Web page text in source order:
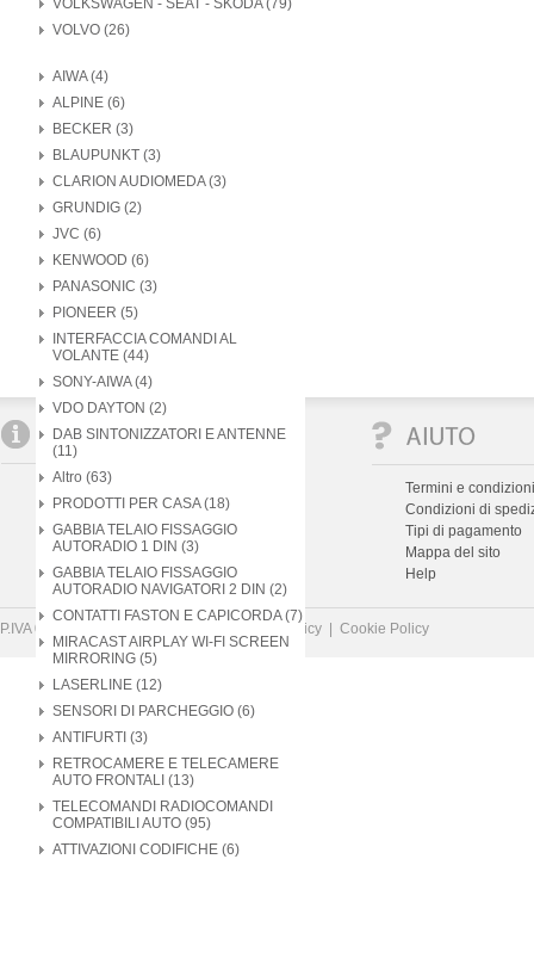
VOLKSWAGEN - SEAT - SKODA (79)
VOLVO (26)
AIWA (4)
ALPINE (6)
BECKER (3)
BLAUPUNKT (3)
CLARION AUDIOMEDA (3)
GRUNDIG (2)
JVC (6)
KENWOOD (6)
PANASONIC (3)
PIONEER (5)
INTERFACCIA COMANDI AL
VOLANTE (44)
SONY-AIWA (4)
VDO DAYTON (2)
DAB SINTONIZZATORI E ANTENNE
(11)
Altro (63)
PRODOTTI PER CASA (18)
GABBIA TELAIO FISSAGGIO
AUTORADIO 1 DIN (3)
GABBIA TELAIO FISSAGGIO
AUTORADIO NAVIGATORI 2 DIN (2)
CONTATTI FASTON E CAPICORDA (7)
MIRACAST AIRPLAY WI-FI SCREEN
MIRRORING (5)
LASERLINE (12)
SENSORI DI PARCHEGGIO (6)
ANTIFURTI (3)
RETROCAMERE E TELECAMERE
AUTO FRONTALI (13)
TELECOMANDI RADIOCOMANDI
COMPATIBILI AUTO (95)
ATTIVAZIONI CODIFICHE (6)
Chi siamo
Assistenza
Dove siamo
Contatti
Newsletter
Termini e
Condizioni di
Tipi di pagamento
Mappa del sito
Help
P.IVA 02602310969 | Privacy Policy Cookie Policy